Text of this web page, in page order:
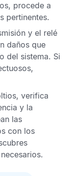
procede a
pertinentes.
y el relé
daños que
del sistema. Si
verifica
y la
las
con los